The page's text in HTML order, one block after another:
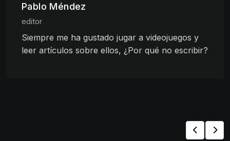
Pablo Méndez
editor
Siempre me ha gustado jugar a videojuegos y
leer artículos sobre ellos, ¿Por qué no escribir?